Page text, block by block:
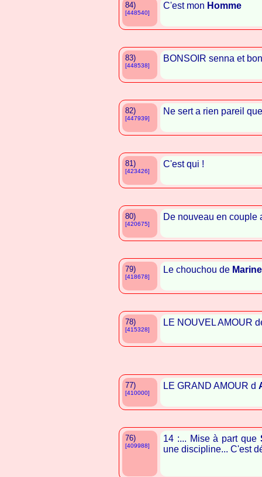
84)
[448540]
C'est mon Homme
83)
[448538]
BONSOIR senna et
82)
[447939]
Ne sert a rien pareil
81)
[423426]
C'est qui !
80)
[420675]
De nouveau en couple
79)
[418678]
Le chouchou de
78)
[415328]
LE NOUVEL AMOUR
77)
[410000]
LE GRAND AMOUR d
76)
[409988]
14 :... Mise à part que
une discipline... C'est